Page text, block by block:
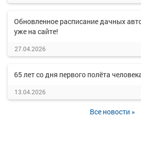
Обновленное расписание дачных
уже на сайте!
27.04.2026
65 лет со дня первого полёта
13.04.2026
Все новости »